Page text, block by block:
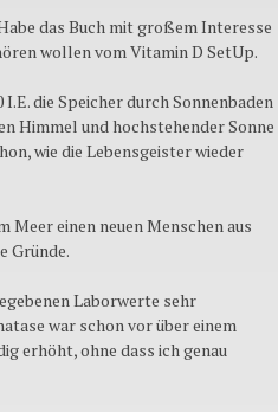
das Buch mit großem Interesse
wollen vom Vitamin D SetUp.
die Speicher durch Sonnenbaden
Himmel und hochstehender Sonne
wie die Lebensgeister wieder
Meer einen neuen Menschen aus
Gründe.
Laborwerte sehr
war schon vor über einem
erhöht, ohne dass ich genau